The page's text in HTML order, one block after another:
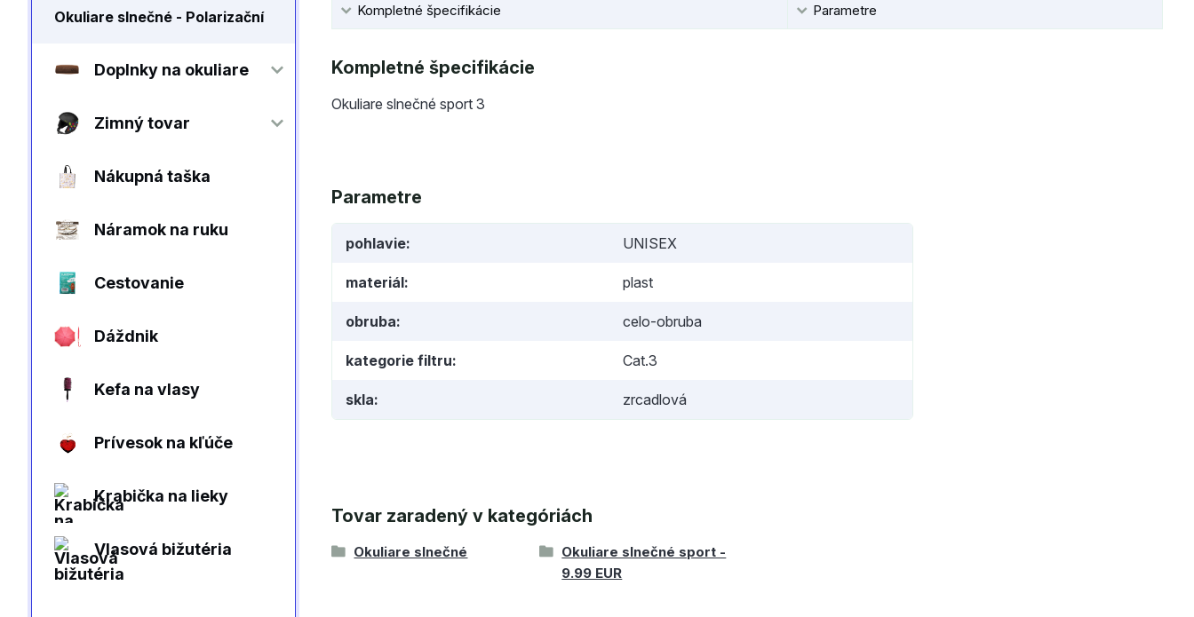
Okuliare slnečné - Polarizační
Doplnky na okuliare
Zimný tovar
Nákupná taška
Náramok na ruku
Cestovanie
Dáždnik
Kefa na vlasy
Prívesok na kľúče
Krabička na lieky
Vlasová bižutéria
Kompletné špecifikácie Parametre
Kompletné špecifikácie
Okuliare slnečné sport 3
Parametre
pohlavie UNISEX
materiál plast
obruba celo-obruba
kategorie filtru Cat.3
skla zrcadlová
Tovar zaradený v kategóriách
Okuliare slnečné
Okuliare slnečné sport -
9.99 EUR